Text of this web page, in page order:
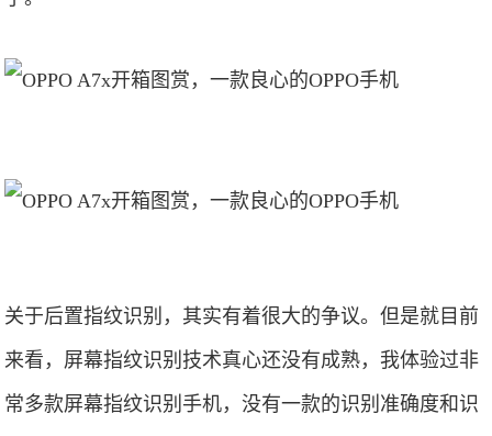
关于后置指纹识别，其实有着很大的争议。但是就目前
来看，屏幕指纹识别技术真心还没有成熟，我体验过非
常多款屏幕指纹识别手机，没有一款的识别准确度和识